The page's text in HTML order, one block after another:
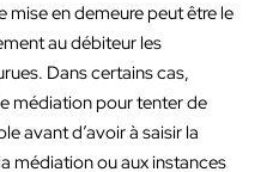
mise en demeure peut être le
au débiteur les
Dans certains cas,
médiation pour tenter de
avant d’avoir à saisir la
médiation ou aux instances